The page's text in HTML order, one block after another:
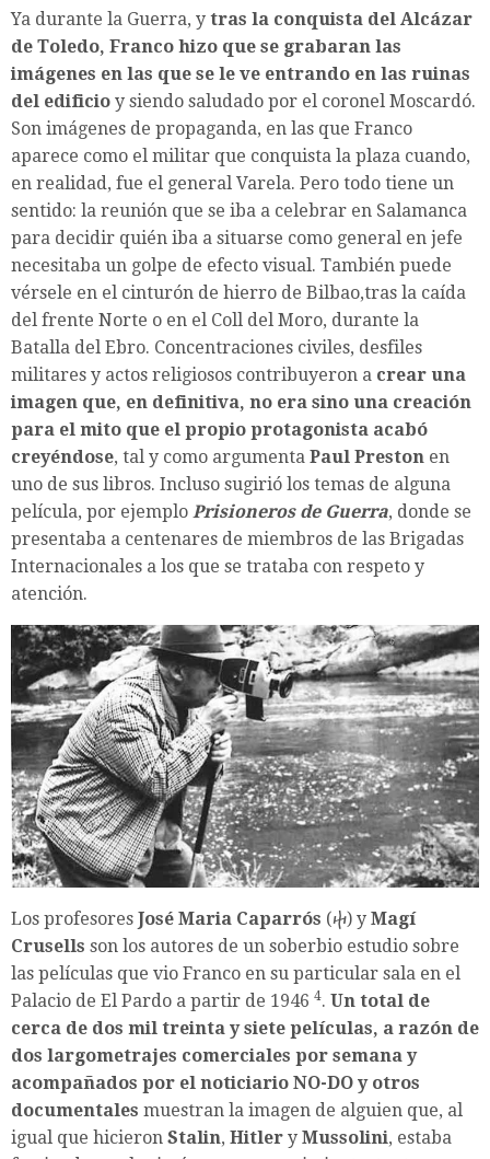
Ya durante la Guerra, y tras la conquista del Alcázar
de Toledo, Franco hizo que se grabaran las
imágenes en las que se le ve entrando en las ruinas
del edificio y siendo saludado por el coronel Moscardó.
Son imágenes de propaganda, en las que Franco
aparece como el militar que conquista la plaza cuando,
en realidad, fue el general Varela. Pero todo tiene un
sentido: la reunión que se iba a celebrar en Salamanca
para decidir quién iba a situarse como general en jefe
necesitaba un golpe de efecto visual. También puede
vérsele en el cinturón de hierro de Bilbao,tras la caída
del frente Norte o en el Coll del Moro, durante la
Batalla del Ebro. Concentraciones civiles, desfiles
militares y actos religiosos contribuyeron a crear una
imagen que, en definitiva, no era sino una creación
para el mito que el propio protagonista acabó
creyéndose, tal y como argumenta Paul Preston en
uno de sus libros. Incluso sugirió los temas de alguna
película, por ejemplo Prisioneros de Guerra, donde se
presentaba a centenares de miembros de las Brigadas
Internacionales a los que se trataba con respeto y
atención.
Los profesores José Maria Caparrós (ⴕ) y Magí
Crusells son los autores de un soberbio estudio sobre
las películas que vio Franco en su particular sala en el
Palacio de El Pardo a partir de 1946 4. Un total de
cerca de dos mil treinta y siete películas, a razón de
dos largometrajes comerciales por semana y
acompañados por el noticiario NO-DO y otros
documentales muestran la imagen de alguien que, al
igual que hicieron Stalin, Hitler y Mussolini, estaba